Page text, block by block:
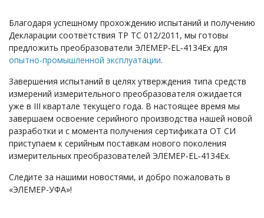
Благодаря успешному прохождению испытаний и получению
Декларации cоответствия ТР ТС 012/2011, мы готовы
предложить преобразователи ЭЛЕМЕР‑EL‑4134Ех для
опытно‑промышленной эксплуатации.
Завершения испытаний в целях утверждения типа средств
измерений измерительного преобразователя ожидается
уже в III квартале текущего года. В настоящее время мы
завершаем освоение серийного производства нашей новой
разработки и с момента получения сертификата ОТ СИ
приступаем к серийным поставкам нового поколения
измерительных преобразователей ЭЛЕМЕР‑EL‑4134Ex.
Следите за нашими новостями, и добро пожаловать в
«ЭЛЕМЕР-УФА»!